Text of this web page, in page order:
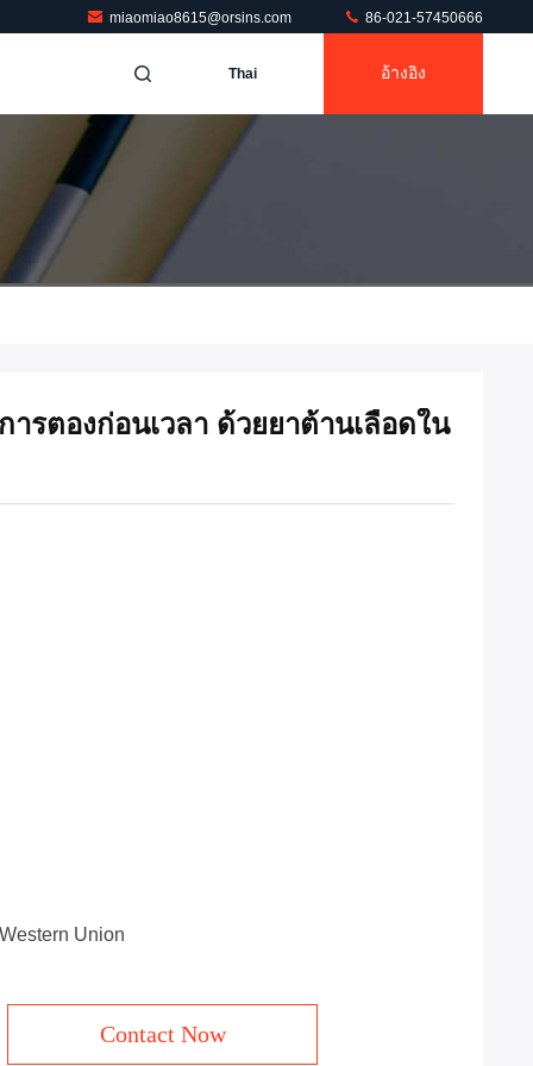
miaomiao8615@orsins.com 86-021-57450666
Thai อ้างอิง
รตองก่อนเวลา ด้วยยาต้านเลือดใน
Union
Contact Now